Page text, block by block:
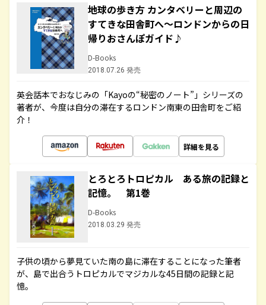
地球の歩き方 カンタベリーと周辺の
すてきな田舎町へ～ロンドンからの日
帰りおさんぽガイド♪
D-Books
2018.07.26 発売
英会話本でおなじみの「Kayoの“秘密のノート”」シリーズの
著者が、今度は自分の滞在するロンドン南東の田舎町をご紹
介！
詳細を見る
とろとろトロピカル ある旅の記録と
記憶。 第1巻
D-Books
2018.03.29 発売
子供の頃から夢見ていた南の島に滞在することになった筆者
が、島で出合うトロピカルでマジカルな45日間の記録と記
憶。